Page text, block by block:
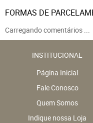
FORMAS DE
Carregando comentários ...
INSTITUCIONAL
Página Inicial
Fale Conosco
Quem Somos
Indique nossa Loja